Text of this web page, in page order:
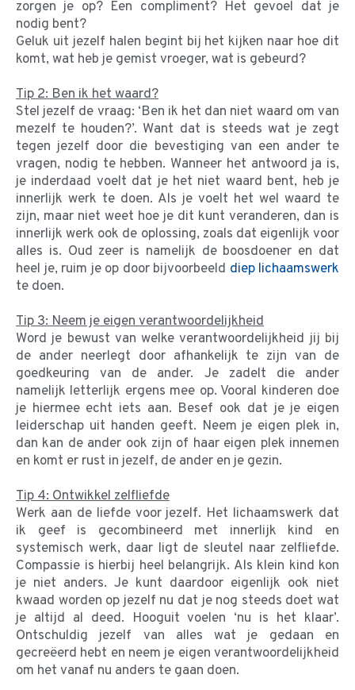
zorgen je op? Een compliment? Het gevoel dat je
nodig bent?
Geluk uit jezelf halen begint bij het kijken naar hoe dit
komt, wat heb je gemist vroeger, wat is gebeurd?
Tip 2: Ben ik het waard?
Stel jezelf de vraag: ‘Ben ik het dan niet waard om van
mezelf te houden?’. Want dat is steeds wat je zegt
tegen jezelf door die bevestiging van een ander te
vragen, nodig te hebben. Wanneer het antwoord ja is,
je inderdaad voelt dat je het niet waard bent, heb je
innerlijk werk te doen. Als je voelt het wel waard te
zijn, maar niet weet hoe je dit kunt veranderen, dan is
innerlijk werk ook de oplossing, zoals dat eigenlijk voor
alles is. Oud zeer is namelijk de boosdoener en dat
heel je, ruim je op door bijvoorbeeld diep lichaamswerk
te doen.
Tip 3: Neem je eigen verantwoordelijkheid
Word je bewust van welke verantwoordelijkheid jij bij
de ander neerlegt door afhankelijk te zijn van de
goedkeuring van de ander. Je zadelt die ander
namelijk letterlijk ergens mee op. Vooral kinderen doe
je hiermee echt iets aan. Besef ook dat je je eigen
leiderschap uit handen geeft. Neem je eigen plek in,
dan kan de ander ook zijn of haar eigen plek innemen
en komt er rust in jezelf, de ander en je gezin.
Tip 4: Ontwikkel zelfliefde
Werk aan de liefde voor jezelf. Het lichaamswerk dat
ik geef is gecombineerd met innerlijk kind en
systemisch werk, daar ligt de sleutel naar zelfliefde.
Compassie is hierbij heel belangrijk. Als klein kind kon
je niet anders. Je kunt daardoor eigenlijk ook niet
kwaad worden op jezelf nu dat je nog steeds doet wat
je altijd al deed. Hooguit voelen ‘nu is het klaar’.
Ontschuldig jezelf van alles wat je gedaan en
gecreëerd hebt en neem je eigen verantwoordelijkheid
om het vanaf nu anders te gaan doen.